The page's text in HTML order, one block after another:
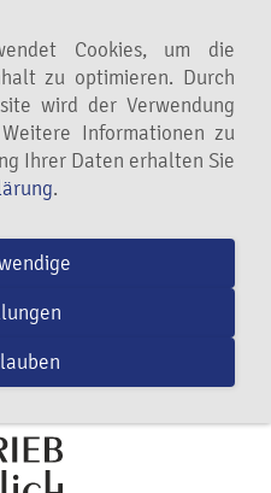
Cookies, um die
zu optimieren. Durch
wird der Verwendung
Informationen zu
Ihrer Daten erhalten Sie
.